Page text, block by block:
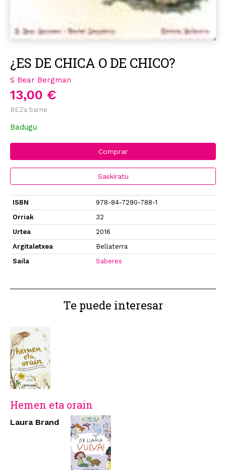
¿ES DE CHICA O DE CHICO?
S Bear Bergman
13,00 €
BEZa barne
Badugu
Comprar
Saskiratu
ISBN
978-84-7290-788-1
Orriak
32
Urtea
2016
Argitaletxea
Bellaterra
Saila
Saberes
Te puede interesar
Hemen eta orain
Laura Brand